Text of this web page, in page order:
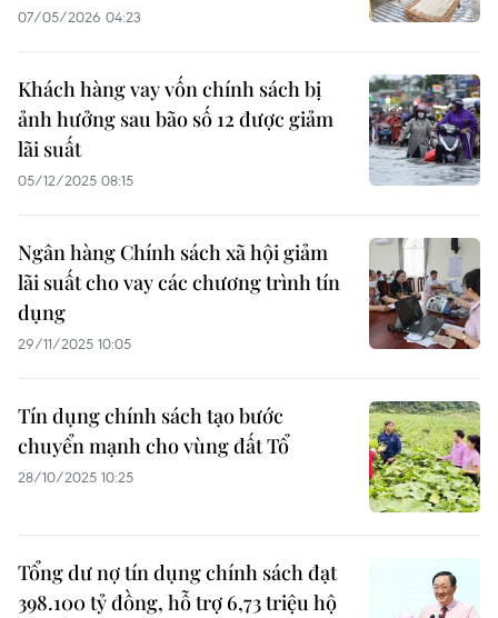
07/05/2026 04:23
Khách hàng vay vốn chính sách bị
ảnh hưởng sau bão số 12 được giảm
lãi suất
05/12/2025 08:15
Ngân hàng Chính sách xã hội giảm
lãi suất cho vay các chương trình tín
dụng
29/11/2025 10:05
Tín dụng chính sách tạo bước
chuyển mạnh cho vùng đất Tổ
28/10/2025 10:25
Tổng dư nợ tín dụng chính sách đạt
398.100 tỷ đồng, hỗ trợ 6,73 triệu hộ